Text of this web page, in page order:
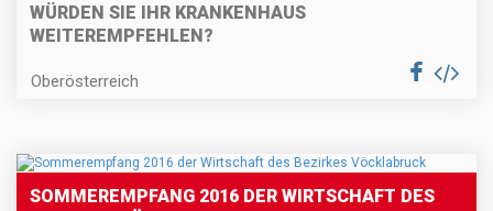
WÜRDEN SIE IHR KRANKENHAUS
WEITEREMPFEHLEN?
Oberösterreich
SOMMEREMPFANG 2016 DER WIRTSCHAFT DES